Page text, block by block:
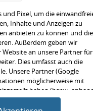
Pixel, um die
Inhalte und Anzeigen zu
anbieten zu können und die
Außerdem geben wir
an unsere Partner für
Dies umfasst auch die
Unsere Partner (Google
möglicherweise mit
haben (bspw.
im Rahmen Ihrer Nutzung der